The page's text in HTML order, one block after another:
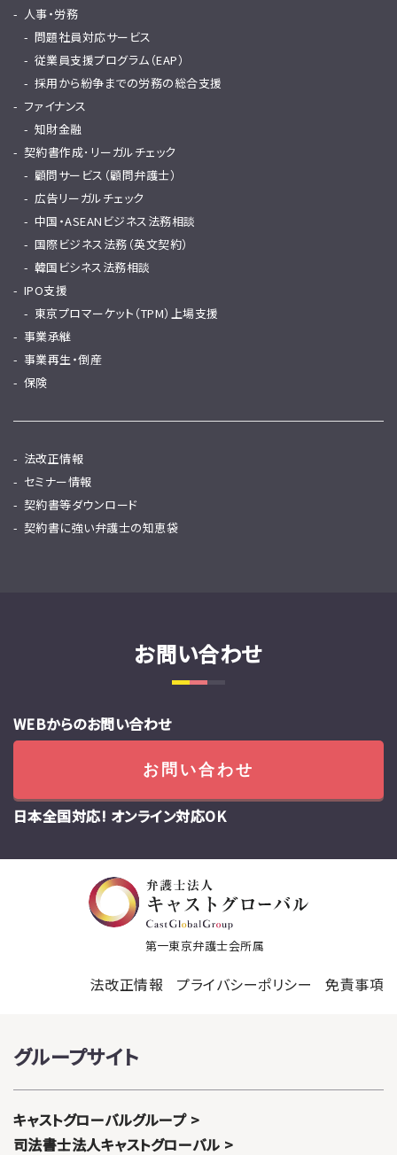
人事・労務
問題社員対応サービス
従業員支援プログラム（EAP）
採用から紛争までの労務の総合支援
ファイナンス
知財金融
契約書作成･リーガルチェック
顧問サービス（顧問弁護士）
広告リーガルチェック
中国・ASEANビジネス法務相談
国際ビジネス法務（英文契約）
韓国ビシネス法務相談
IPO支援
東京プロマーケット（TPM）上場支援
事業承継
事業再生・倒産
保険
法改正情報
セミナー情報
契約書等ダウンロード
契約書に強い弁護士の知恵袋
お問い合わせ
WEBからのお問い合わせ
お問い合わせ
日本全国対応! オンライン対応OK
第一東京弁護士会所属
法改正情報 プライバシーポリシー 免責事項
グループサイト
キャストグローバルグループ
司法書士法人キャストグローバル